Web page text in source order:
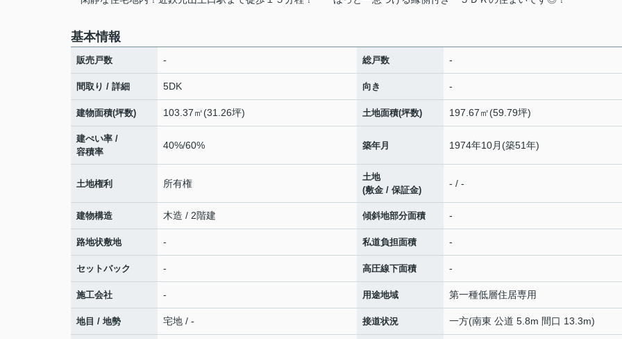
基本情報
販売戸数 - 総戸数 -
間取り / 詳細 5DK 向き -
建物面積(坪数) 103.37㎡(31.26坪) 土地面積(坪数) 197.67㎡(59.79坪)
建ぺい率 /
容積率
40%/60% 築年月 1974年10月(築51年)
土地権利 所有権
土地
(敷金 / 保証金)
- / -
建物構造 木造 / 2階建 傾斜地部分面積 -
路地状敷地 - 私道負担面積 -
セットバック - 高圧線下面積 -
施工会社 - 用途地域 第一種低層住居専用
地目 / 地勢 宅地 / - 接道状況 一方(南東 公道 5.8m 間口 13.3m)